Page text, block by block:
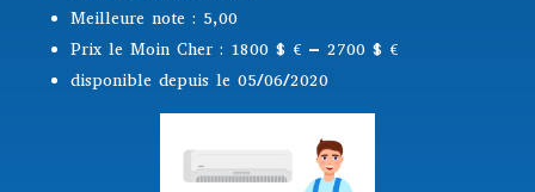
Meilleure note : 5,00
Prix le Moin Cher : 1800 $ € – 2700 $ €
disponible depuis le 05/06/2020